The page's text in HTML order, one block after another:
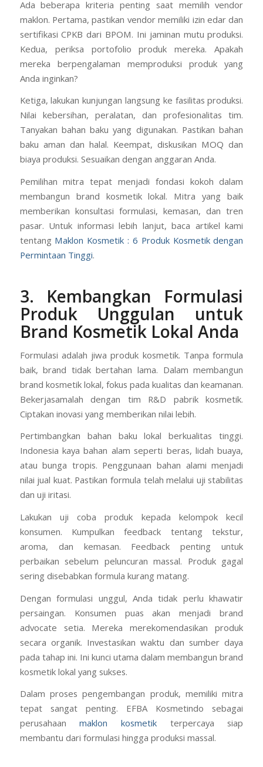
Ada beberapa kriteria penting saat memilih vendor
maklon. Pertama, pastikan vendor memiliki izin edar dan
sertifikasi CPKB dari BPOM. Ini jaminan mutu produksi.
Kedua, periksa portofolio produk mereka. Apakah
mereka berpengalaman memproduksi produk yang
Anda inginkan?
Ketiga, lakukan kunjungan langsung ke fasilitas produksi.
Nilai kebersihan, peralatan, dan profesionalitas tim.
Tanyakan bahan baku yang digunakan. Pastikan bahan
baku aman dan halal. Keempat, diskusikan MOQ dan
biaya produksi. Sesuaikan dengan anggaran Anda.
Pemilihan mitra tepat menjadi fondasi kokoh dalam
membangun brand kosmetik lokal. Mitra yang baik
memberikan konsultasi formulasi, kemasan, dan tren
pasar. Untuk informasi lebih lanjut, baca artikel kami
tentang Maklon Kosmetik : 6 Produk Kosmetik dengan
Permintaan Tinggi.
3. Kembangkan Formulasi
Produk Unggulan untuk
Brand Kosmetik Lokal Anda
Formulasi adalah jiwa produk kosmetik. Tanpa formula
baik, brand tidak bertahan lama. Dalam membangun
brand kosmetik lokal, fokus pada kualitas dan keamanan.
Bekerjasamalah dengan tim R&D pabrik kosmetik.
Ciptakan inovasi yang memberikan nilai lebih.
Pertimbangkan bahan baku lokal berkualitas tinggi.
Indonesia kaya bahan alam seperti beras, lidah buaya,
atau bunga tropis. Penggunaan bahan alami menjadi
nilai jual kuat. Pastikan formula telah melalui uji stabilitas
dan uji iritasi.
Lakukan uji coba produk kepada kelompok kecil
konsumen. Kumpulkan feedback tentang tekstur,
aroma, dan kemasan. Feedback penting untuk
perbaikan sebelum peluncuran massal. Produk gagal
sering disebabkan formula kurang matang.
Dengan formulasi unggul, Anda tidak perlu khawatir
persaingan. Konsumen puas akan menjadi brand
advocate setia. Mereka merekomendasikan produk
secara organik. Investasikan waktu dan sumber daya
pada tahap ini. Ini kunci utama dalam membangun brand
kosmetik lokal yang sukses.
Dalam proses pengembangan produk, memiliki mitra
tepat sangat penting. EFBA Kosmetindo sebagai
perusahaanmaklon kosmetik terpercaya siap
membantu dari formulasi hingga produksi massal.